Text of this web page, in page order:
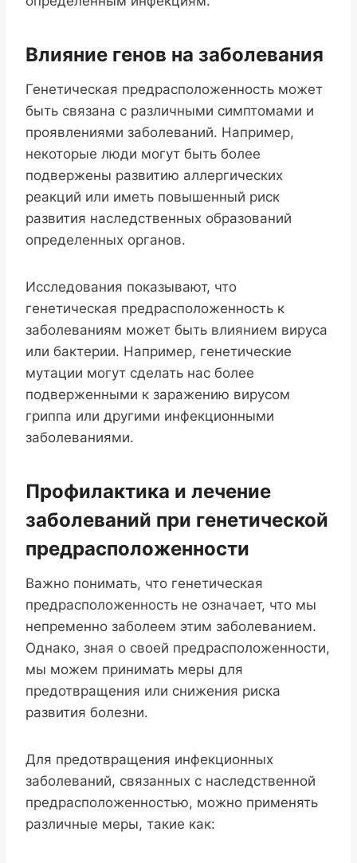
Влияние генов на заболевания
Генетическая предрасположенность может
быть связана с различными симптомами и
проявлениями заболеваний. Например,
некоторые люди могут быть более
подвержены развитию аллергических
реакций или иметь повышенный риск
развития наследственных образований
определенных органов.
Исследования показывают, что
генетическая предрасположенность к
заболеваниям может быть влиянием вируса
или бактерии. Например, генетические
мутации могут сделать нас более
подверженными к заражению вирусом
гриппа или другими инфекционными
заболеваниями.
Профилактика и лечение
заболеваний при генетической
предрасположенности
Важно понимать, что генетическая
предрасположенность не означает, что мы
непременно заболеем этим заболеванием.
Однако, зная о своей предрасположенности,
мы можем принимать меры для
предотвращения или снижения риска
развития болезни.
Для предотвращения инфекционных
заболеваний, связанных с наследственной
предрасположенностью, можно применять
различные меры, такие как: